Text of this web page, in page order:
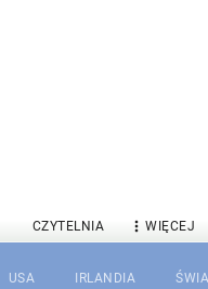
CZYTELNIA  WIĘCEJ
USA IRLANDIA